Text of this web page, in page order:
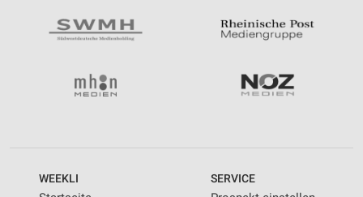
WEEKLI SERVICE